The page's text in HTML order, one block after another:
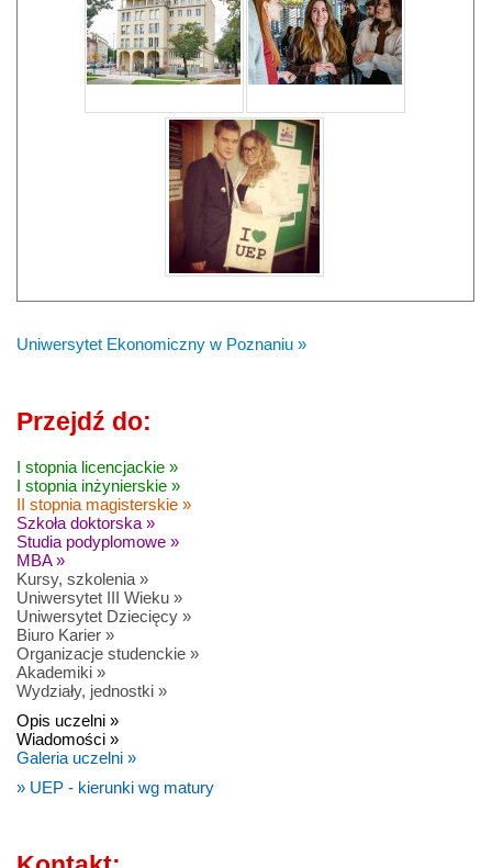
Uniwersytet Ekonomiczny w Poznaniu »
Przejdź do:
I stopnia licencjackie »
I stopnia inżynierskie »
II stopnia magisterskie »
Szkoła doktorska »
Studia podyplomowe »
MBA »
Kursy, szkolenia »
Uniwersytet III Wieku »
Uniwersytet Dziecięcy »
Biuro Karier »
Organizacje studenckie »
Akademiki »
Wydziały, jednostki »
Opis uczelni »
Wiadomości »
Galeria uczelni »
» UEP - kierunki wg matury